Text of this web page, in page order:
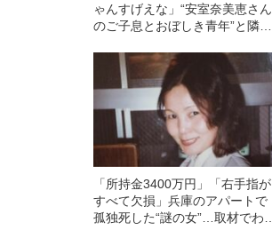
ゃんすげえな」“安室奈美恵さん
のご子息とおぼしき青年”と隣り
ジェント藤田晋会長が「彼女の
引退ツアー」に感動したワケ
「所持金3400万円」「右手指が
すべて欠損」兵庫のアパートで
孤独死した“謎の女”…取材でわか